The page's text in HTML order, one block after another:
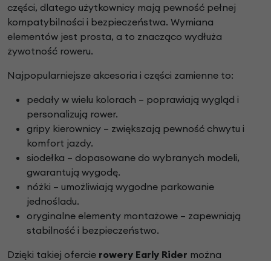
części, dlatego użytkownicy mają pewność pełnej
kompatybilności i bezpieczeństwa. Wymiana
elementów jest prosta, a to znacząco wydłuża
żywotność roweru.
Najpopularniejsze akcesoria i części zamienne to:
pedały w wielu kolorach – poprawiają wygląd i
personalizują rower.
gripy kierownicy – zwiększają pewność chwytu i
komfort jazdy.
siodełka – dopasowane do wybranych modeli,
gwarantują wygodę.
nóżki – umożliwiają wygodne parkowanie
jednośladu.
oryginalne elementy montażowe – zapewniają
stabilność i bezpieczeństwo.
Dzięki takiej ofercie rowery Early Rider można